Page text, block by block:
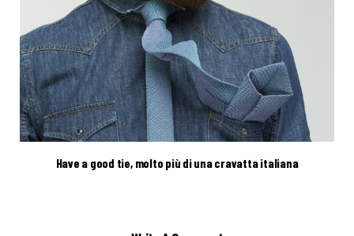
Have a good tie, molto più di una cravatta italiana